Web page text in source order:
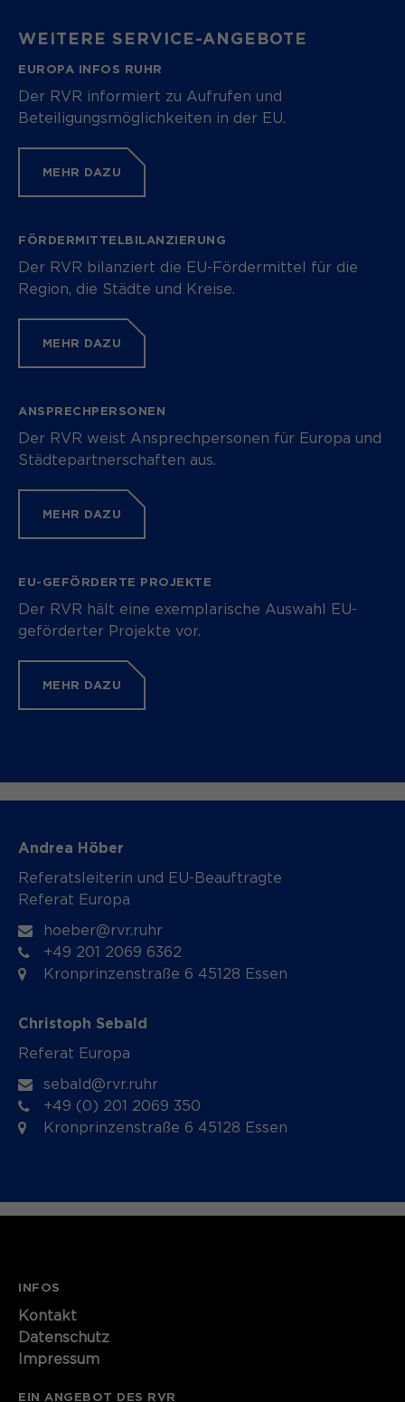
WEITERE SERVICE-ANGEBOTE
EUROPA INFOS RUHR
Der RVR informiert zu Aufrufen und
Beteiligungsmöglichkeiten in der EU.
MEHR DAZU
FÖRDERMITTELBILANZIERUNG
Der RVR bilanziert die EU-Fördermittel für die
Region, die Städte und Kreise.
MEHR DAZU
ANSPRECHPERSONEN
Der RVR weist Ansprechpersonen für Europa und
Städtepartnerschaften aus.
MEHR DAZU
EU-GEFÖRDERTE PROJEKTE
Der RVR hält eine exemplarische Auswahl EU-
geförderter Projekte vor.
MEHR DAZU
Andrea Höber
Referatsleiterin und EU-Beauftragte
Referat Europa
hoeber@rvr.ruhr
+49 201 2069 6362
Kronprinzenstraße 6 45128 Essen
Christoph Sebald
Referat Europa
sebald@rvr.ruhr
+49 (0) 201 2069 350
Kronprinzenstraße 6 45128 Essen
INFOS
Kontakt
Datenschutz
Impressum
EIN ANGEBOT DES RVR